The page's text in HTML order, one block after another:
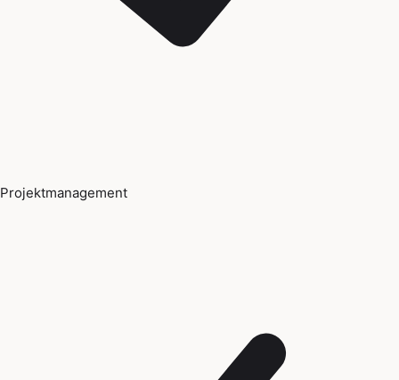
Projektmanagement